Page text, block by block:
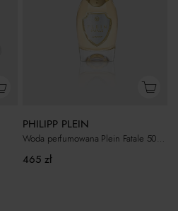
PHILIPP PLEIN
Woda perfumowana Plein Fatale 50 ml
465 zł